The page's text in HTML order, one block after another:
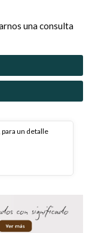
una consulta
, para un detalle